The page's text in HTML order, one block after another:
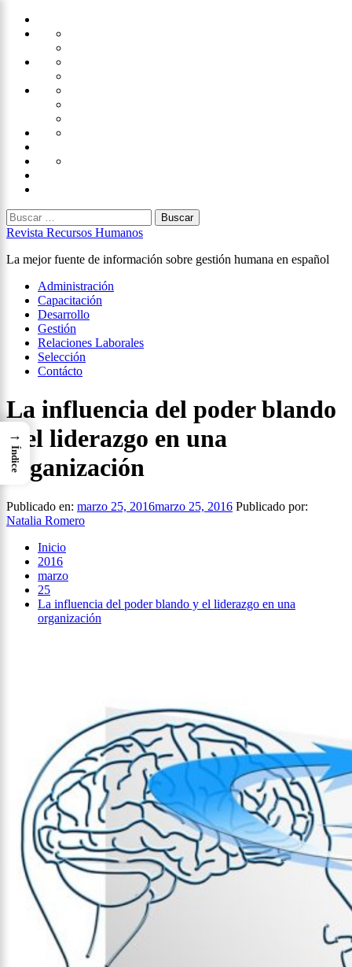
Saltar
Administración
Capacitación
Desarrollo
Gestión
Laborales
Selección
Buscar:
Revista Recursos Humanos
La mejor fuente de información sobre gestión humana en español
Menú
principal
Administración
Capacitación
Desarrollo
Gestión
Relaciones Laborales
Selección
Contácto
La influencia del poder blando
y el liderazgo en una
organización
Publicado en: marzo 25, 2016marzo 25, 2016 Publicado por:
Natalia Romero
Inicio
2016
marzo
25
La influencia del poder blando y el liderazgo en una
organización
→
Índice